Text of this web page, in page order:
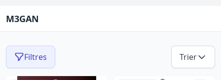
M3GAN
Filtres Trier